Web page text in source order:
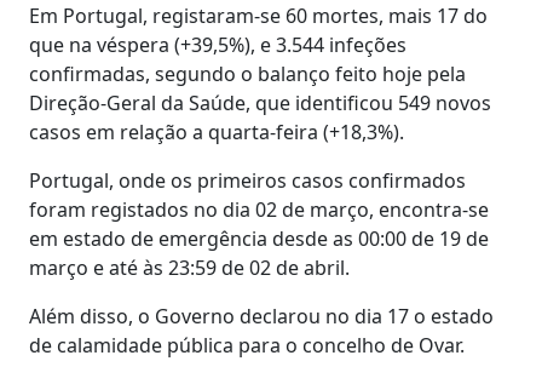
Em Portugal, registaram-se 60 mortes, mais 17 do
que na véspera (+39,5%), e 3.544 infeções
confirmadas, segundo o balanço feito hoje pela
Direção-Geral da Saúde, que identificou 549 novos
casos em relação a quarta-feira (+18,3%).
Portugal, onde os primeiros casos confirmados
foram registados no dia 02 de março, encontra-se
em estado de emergência desde as 00:00 de 19 de
março e até às 23:59 de 02 de abril.
Além disso, o Governo declarou no dia 17 o estado
de calamidade pública para o concelho de Ovar.